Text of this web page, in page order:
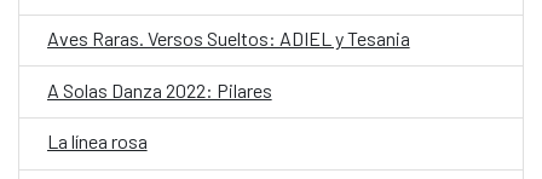
Aves Raras. Versos Sueltos: ADIEL y Tesania
A Solas Danza 2022: Pilares
La línea rosa